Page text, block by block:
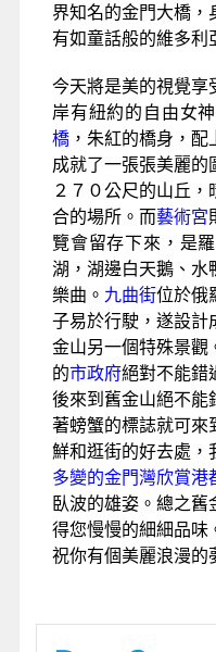
界知名的金門大橋，
有如童話般的維多利
今天將是美的視覺享
岸有紐約的自由女
橋，朱紅的橋身，配
成就了一張張美麗的
２７０公尺的山丘
合的場所。而藝術宮
覽會留存下來，是
湖，湖邊白天鵝、水
樂曲。 九曲街位於俄
子易於行駛，遂設計
金山另一個特殊景觀
的市政府絕對不能錯
後來到舊金山絕不能
著螃蟹的標誌就可來
鮮和逛街的好去處，
多變的金門灣欣賞港
臥波的雄姿。總之舊
得您慢慢的細細品味
祝你有個美麗浪漫的